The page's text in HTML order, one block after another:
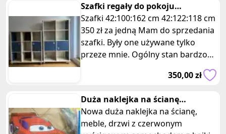
Szafki regały do pokoju
dziecięcego młodzieżowego biura
ikea
Szafki 42:100:162 cm 42:122:118 cm
350 zł za jedną Mam do sprzedania
szafki. Były one używane tylko
przeze mnie. Ogólny stan bardzo
350,00 zł
Duża naklejka na ścianę
czerwony samochod auta
wyscigowy
Nowa duża naklejka na ścianę,
meble, drzwi z czerwonym